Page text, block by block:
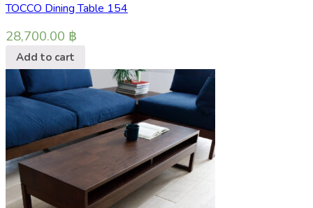
TOCCO Dining Table 154
28,700.00 ฿
Add to cart